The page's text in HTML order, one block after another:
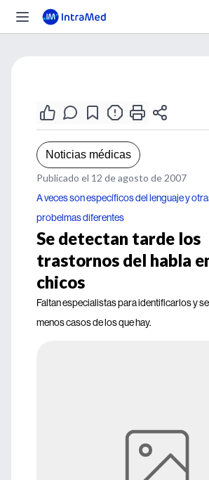
Noticias médicas
Publicado el 12 de agosto de 2007
A veces son específicos del lenguaje y
probelmas diferentes
Se detectan tarde los
trastornos del habla
chicos
Faltan especialistas para identificarlos y
menos casos de los que hay.